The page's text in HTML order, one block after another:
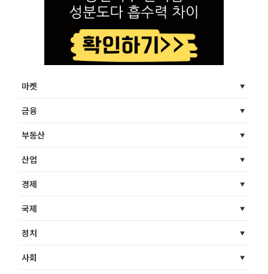
마켓
금융
부동산
산업
경제
국제
정치
사회